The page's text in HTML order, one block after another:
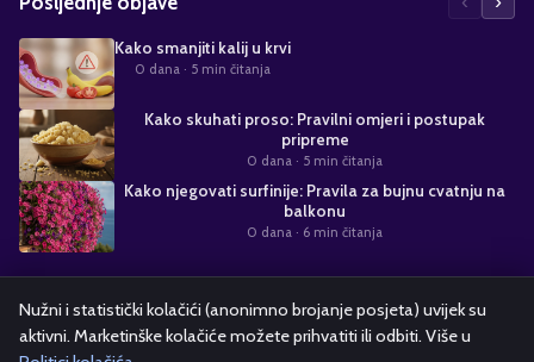
Kako smanjiti kalij u krvi
0 dana · 5 min čitanja
Kako skuhati proso: Pravilni omjeri i postupak
pripreme
0 dana · 5 min čitanja
Kako njegovati surfinije: Pravila za bujnu cvatnju na
balkonu
0 dana · 6 min čitanja
Alati i kalkulatori OglašavanjePolitika kolačićaPravila privatnosti
Nužni i statistički kolačići (anonimno brojanje posjeta) uvijek su
aktivni. Marketinške kolačiće možete prihvatiti ili odbiti. Više u